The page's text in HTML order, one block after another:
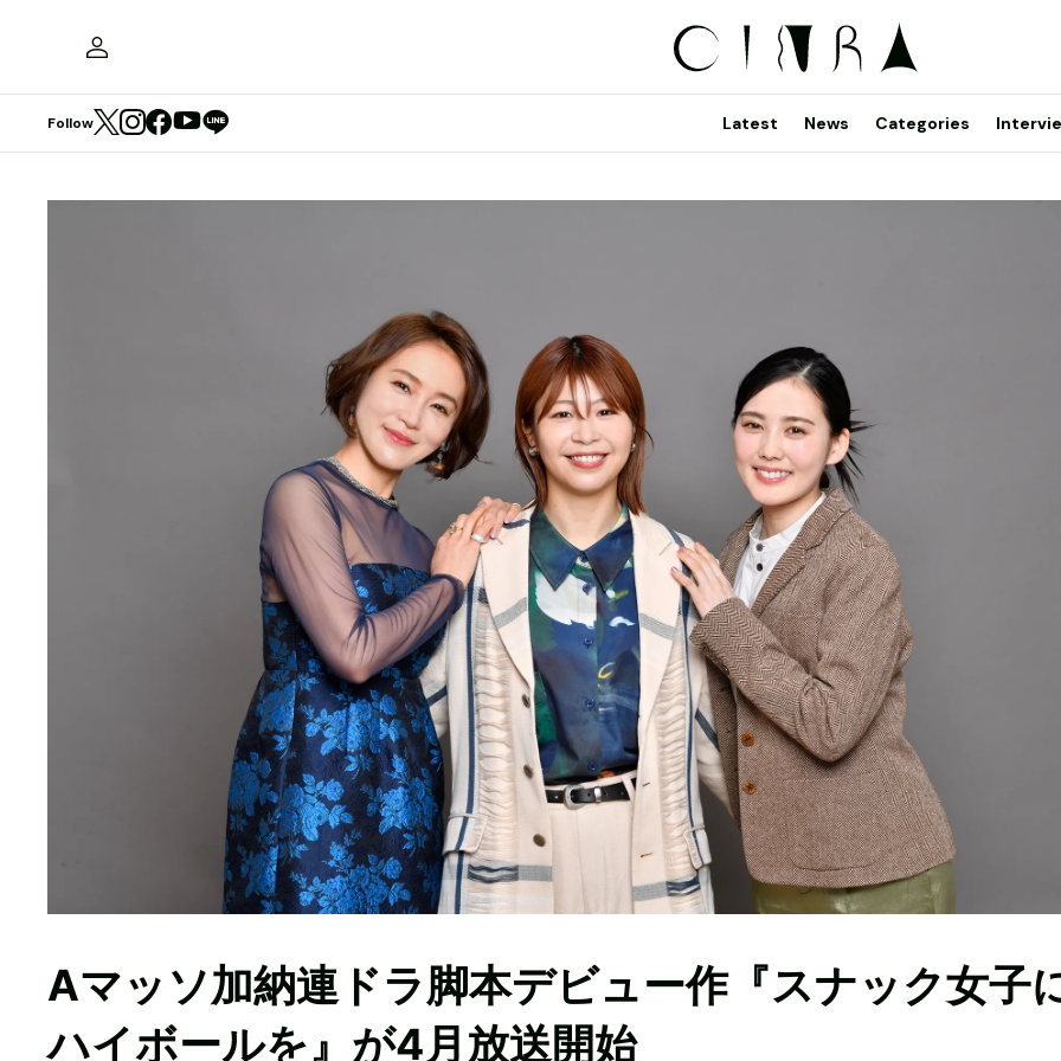
Follow Latest News Categories
Aマッソ加納連ドラ脚本デビュー作『スナック女子
ハイボールを』が4月放送開始